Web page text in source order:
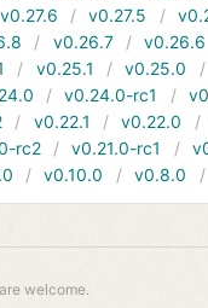
v0.27.6 v0.27.5
v0.26.7 v0.26.6
v0.25.1 v0.25.0
v0.24.0-rc1
v0.22.1 v0.22.0
rc2 v0.21.0-rc1
v0.10.0 v0.8.0
welcome.